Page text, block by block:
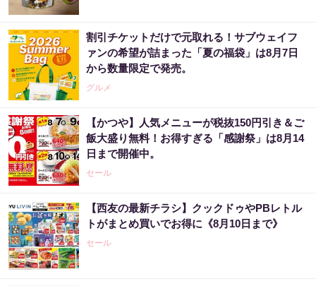
割引チケットだけで元取れる！サブウェイフ
ァンの希望が詰まった「夏の福袋」は8月7日
から数量限定で発売。
グルメ
【かつや】人気メニューが税抜150円引き＆ご
飯大盛り無料！お得すぎる「感謝祭」は8月14
日まで開催中。
セール
【西友の最新チラシ】クックドゥやPBレトル
トがまとめ買いでお得に《8月10日まで》
セール